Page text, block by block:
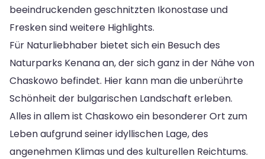
beeindruckenden geschnitzten Ikonostase und
Fresken sind weitere Highlights.
Für Naturliebhaber bietet sich ein Besuch des
Naturparks Kenana an, der sich ganz in der Nähe von
Chaskowo befindet. Hier kann man die unberührte
Schönheit der bulgarischen Landschaft erleben.
Alles in allem ist Chaskowo ein besonderer Ort zum
Leben aufgrund seiner idyllischen Lage, des
angenehmen Klimas und des kulturellen Reichtums.